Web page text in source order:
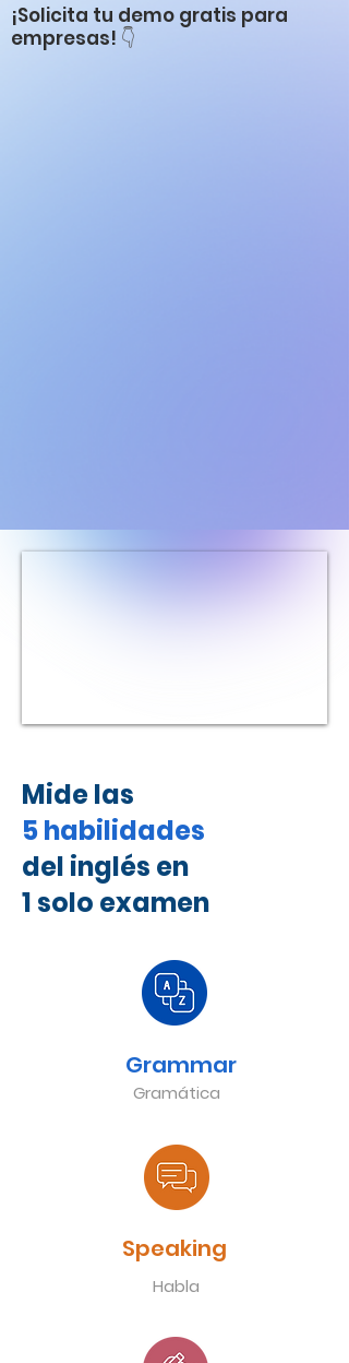
¡Solicita tu demo gratis para
empresas! 👇
Mide las
5 habilidades
del inglés en
1 solo examen
Grammar
Gramática
Speaking
Habla